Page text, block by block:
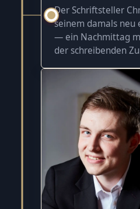
Der Schriftsteller
seinem damals neu
— ein Nachmittag
der schreibenden